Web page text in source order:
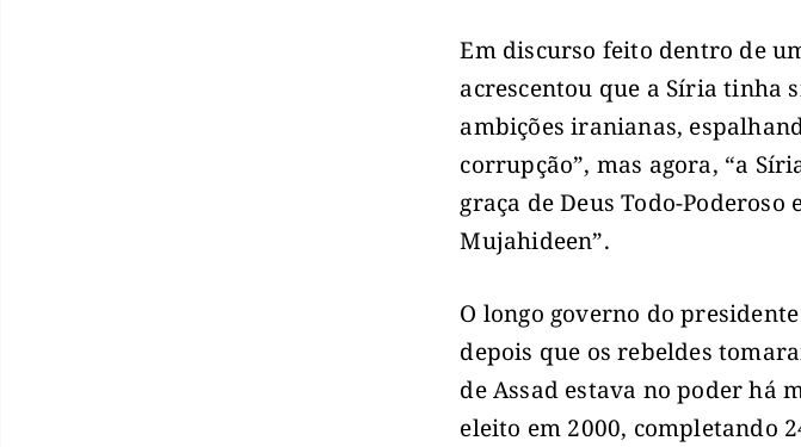
Em discurso feito dentro de
acrescentou que a Síria tinha
ambições iranianas,
corrupção”, mas agora, “a
graça de Deus Todo-Poderoso
Mujahideen”.
O longo governo do
depois que os rebeldes
de Assad estava no poder há
eleito em 2000, completando